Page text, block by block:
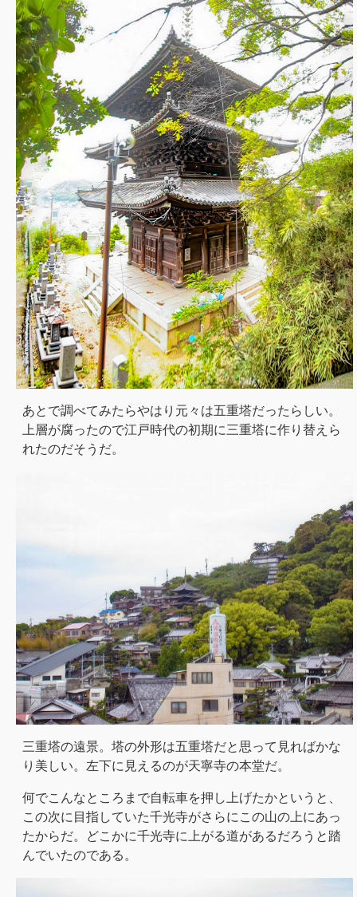
あとで調べてみたらやはり元々は五重塔だったらしい。
上層が腐ったので江戸時代の初期に三重塔に作り替えら
れたのだそうだ。
三重塔の遠景。塔の外形は五重塔だと思って見ればかな
り美しい。左下に見えるのが天寧寺の本堂だ。
何でこんなところまで自転車を押し上げたかというと、
この次に目指していた千光寺がさらにこの山の上にあっ
たからだ。どこかに千光寺に上がる道があるだろうと踏
んでいたのである。